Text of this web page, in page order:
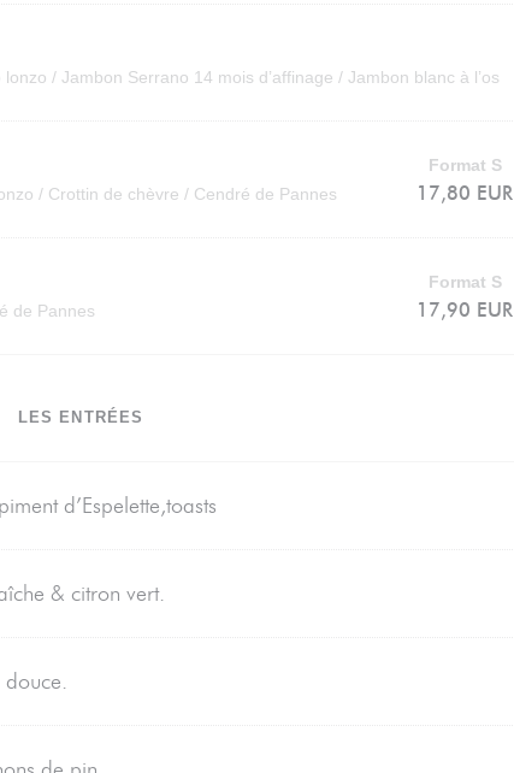
/ Jambon Serrano 14 mois d’affinage / Jambon blanc à l’os
/ Crottin de chèvre / Cendré de Pannes 17,80 EUR
Format S
de Pannes 17,90 EUR
Format S
LES ENTRÉES
d’Espelette,toasts
& citron vert.